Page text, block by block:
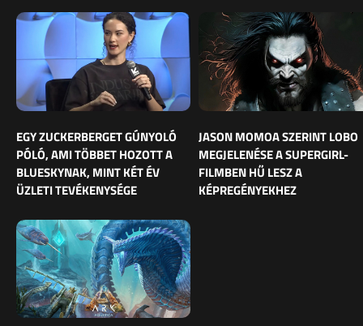
EGY ZUCKERBERGET GÚNYOLÓ
PÓLÓ, AMI TÖBBET HOZOTT A
BLUESKYNAK, MINT KÉT ÉV
ÜZLETI TEVÉKENYSÉGE
JASON MOMOA SZERINT LOBO
MEGJELENÉSE A SUPERGIRL-
FILMBEN HŰ LESZ A
KÉPREGÉNYEKHEZ